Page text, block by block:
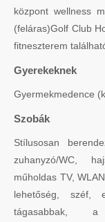
központ wellness
(feláras)Golf Club
fitneszterem
Gyerekeknek
Gyermekmedence
Szobák
Stílusosan
zuhanyzó/WC,
műholdas TV,
lehetőség, széf,
tágasabbak,